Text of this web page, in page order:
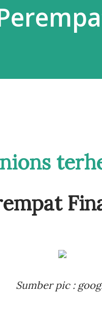
Sumber pic :